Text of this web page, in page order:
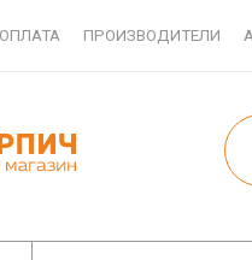
ОПЛАТА ПРОИЗВОДИТЕЛИ